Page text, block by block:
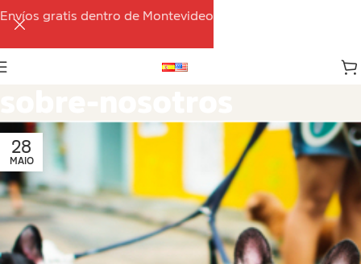
28
MAIO
Envíos gratis dentro de Montevideo